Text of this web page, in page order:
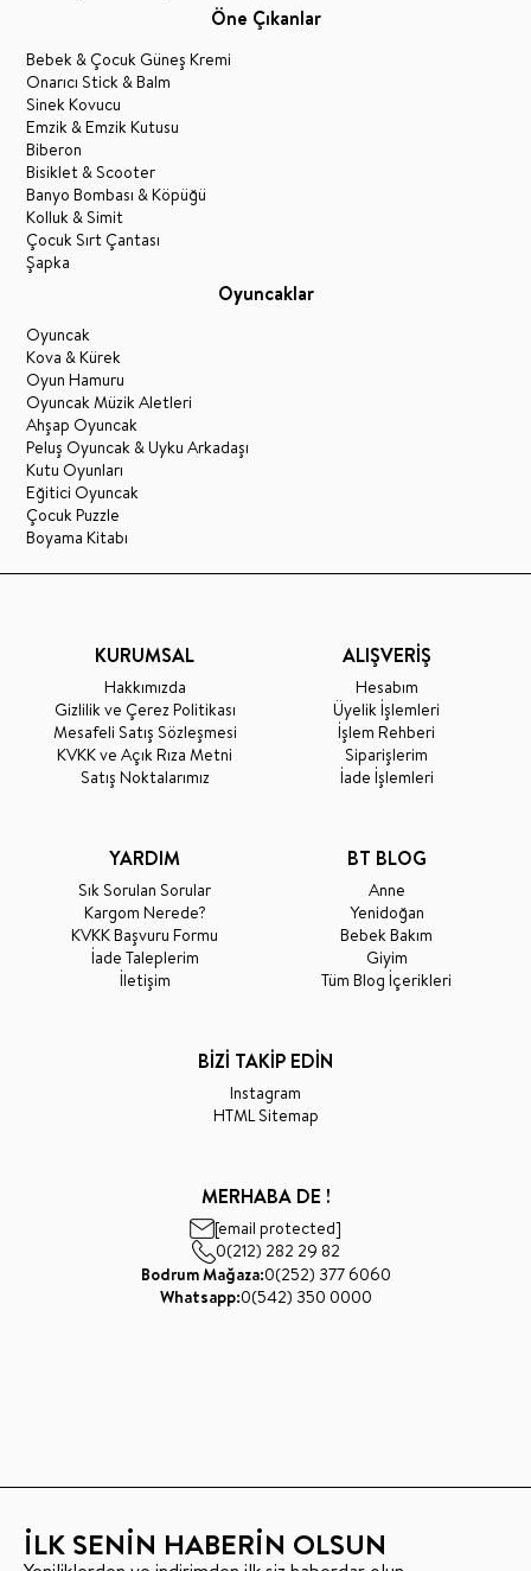
Öne Çıkanlar
Bebek & Çocuk Güneş Kremi
Onarıcı Stick & Balm
Sinek Kovucu
Emzik & Emzik Kutusu
Biberon
Bisiklet & Scooter
Banyo Bombası & Köpüğü
Kolluk & Simit
Çocuk Sırt Çantası
Şapka
Oyuncaklar
Oyuncak
Kova & Kürek
Oyun Hamuru
Oyuncak Müzik Aletleri
Ahşap Oyuncak
Peluş Oyuncak & Uyku Arkadaşı
Kutu Oyunları
Eğitici Oyuncak
Çocuk Puzzle
Boyama Kitabı
KURUMSAL
Hakkımızda
Gizlilik ve Çerez Politikası
Mesafeli Satış Sözleşmesi
KVKK ve Açık Rıza Metni
Satış Noktalarımız
ALIŞVERİŞ
Hesabım
Üyelik İşlemleri
İşlem Rehberi
Siparişlerim
İade İşlemleri
YARDIM
Sık Sorulan Sorular
Kargom Nerede?
KVKK Başvuru Formu
İade Taleplerim
İletişim
BT BLOG
Anne
Yenidoğan
Bebek Bakım
Giyim
Tüm Blog İçerikleri
BİZİ TAKİP EDİN
Instagram
HTML Sitemap
MERHABA DE !
[email protected]
0(212) 282 29 82
Bodrum Mağaza:0(252) 377 6060
Whatsapp:0(542) 350 0000
İLK SENİN HABERİN OLSUN